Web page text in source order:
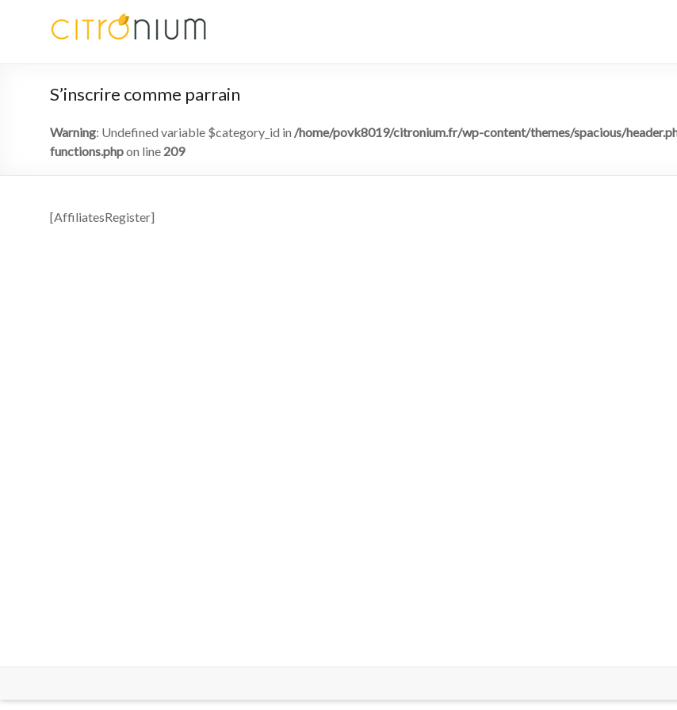
S’inscrire comme parrain
Warning: Undefined variable $category_id in /home/povk8019/citronium.fr/wp-content/themes/spacious/
functions.phpon line 209
[AffiliatesRegister]